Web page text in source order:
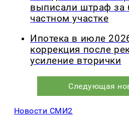
выписали штраф за
частном участке
Ипотека в июле
коррекция после
усиление вторички
Следующая
Новости СМИ2